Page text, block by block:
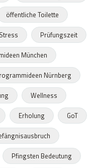
öffentliche Toilette
Stress
Prüfungszeit
München
Nürnberg
Wellness
Erholung
GoT
Pfingsten Bedeutung